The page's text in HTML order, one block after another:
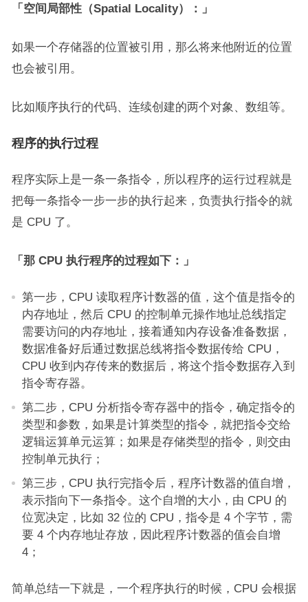
「空间局部性（Spatial Locality）：」
如果一个存储器的位置被引用，那么将来他附近的位置
也会被引用。
比如顺序执行的代码、连续创建的两个对象、数组等。
程序的执行过程
程序实际上是一条一条指令，所以程序的运行过程就是
把每一条指令一步一步的执行起来，负责执行指令的就
是 CPU 了。
「那 CPU 执行程序的过程如下：」
第一步，CPU 读取程序计数器的值，这个值是指令的
内存地址，然后 CPU 的控制单元操作地址总线指定
需要访问的内存地址，接着通知内存设备准备数据，
数据准备好后通过数据总线将指令数据传给 CPU，
CPU 收到内存传来的数据后，将这个指令数据存入到
指令寄存器。
第二步，CPU 分析指令寄存器中的指令，确定指令的
类型和参数，如果是计算类型的指令，就把指令交给
逻辑运算单元运算；如果是存储类型的指令，则交由
控制单元执行；
第三步，CPU 执行完指令后，程序计数器的值自增，
表示指向下一条指令。这个自增的大小，由 CPU 的
位宽决定，比如 32 位的 CPU，指令是 4 个字节，需
要 4 个内存地址存放，因此程序计数器的值会自增
4；
简单总结一下就是，一个程序执行的时候，CPU 会根据